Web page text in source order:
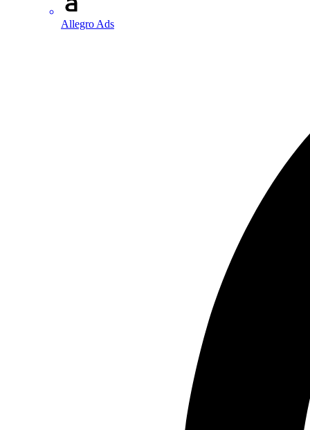
Allegro Ads